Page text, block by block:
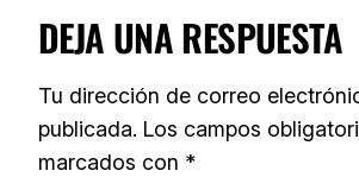
DEJA UNA RESPUESTA
Tu dirección de correo
publicada. Los campos
marcados con *